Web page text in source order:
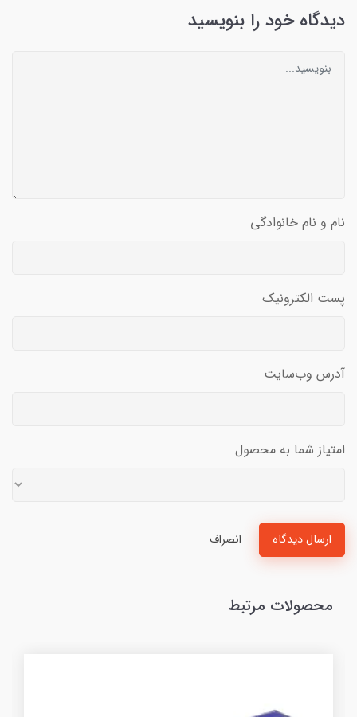
دیدگاه خود را بنویسید
نام و نام خانوادگی
پست الکترونیک
آدرس وب‌سایت
امتیاز شما به محصول
ارسال دیدگاه انصراف
محصولات مرتبط